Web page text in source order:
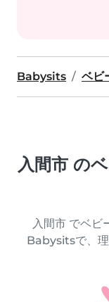
Babysits ベビ
入間市 の
入間市 でベビ
Babysitsで、理